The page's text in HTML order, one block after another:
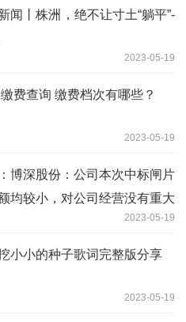
闻丨株洲，绝不让寸土“躺平”-
2023-05-19
费查询 缴费档次有哪些？
2023-05-19
博深股份：公司本次中标闸片
均较小，对公司经营没有重大
2023-05-19
小小的种子歌词完整版分享
2023-05-19